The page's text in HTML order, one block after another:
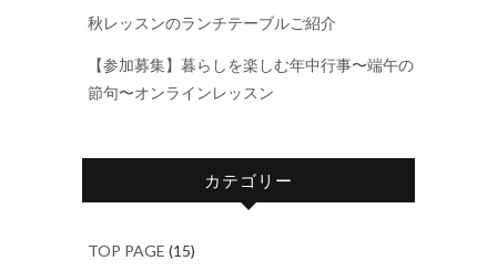
秋レッスンのランチテーブルご紹介
【参加募集】暮らしを楽しむ年中行事〜端午の
節句〜オンラインレッスン
カテゴリー
TOP PAGE (15)